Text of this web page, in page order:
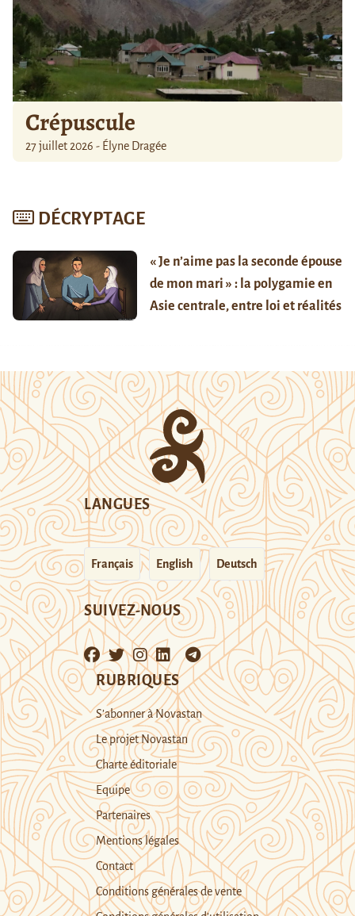
Crépuscule
27 juillet 2026 - Élyne Dragée
DÉCRYPTAGE
« Je n’aime pas la seconde épouse
de mon mari » : la polygamie en
Asie centrale, entre loi et réalités
LANGUES
Français English Deutsch
SUIVEZ-NOUS
RUBRIQUES
S’abonner à Novastan
Le projet Novastan
Charte éditoriale
Equipe
Partenaires
Mentions légales
Contact
Conditions générales de vente